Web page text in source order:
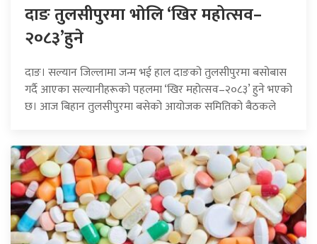
दाङ तुलसीपुरमा भोलि ‘खिर महोत्सव–
२०८३’हुने
दाङ। सल्यान जिल्लामा जन्म भई हाल दाङको तुलसीपुरमा बसोबास
गर्दै आएका सल्यानीहरूको पहलमा ‘खिर महोत्सव–२०८३’ हुने भएको
छ। आज बिहान तुलसीपुरमा बसेको आयोजक समितिको बैठकले